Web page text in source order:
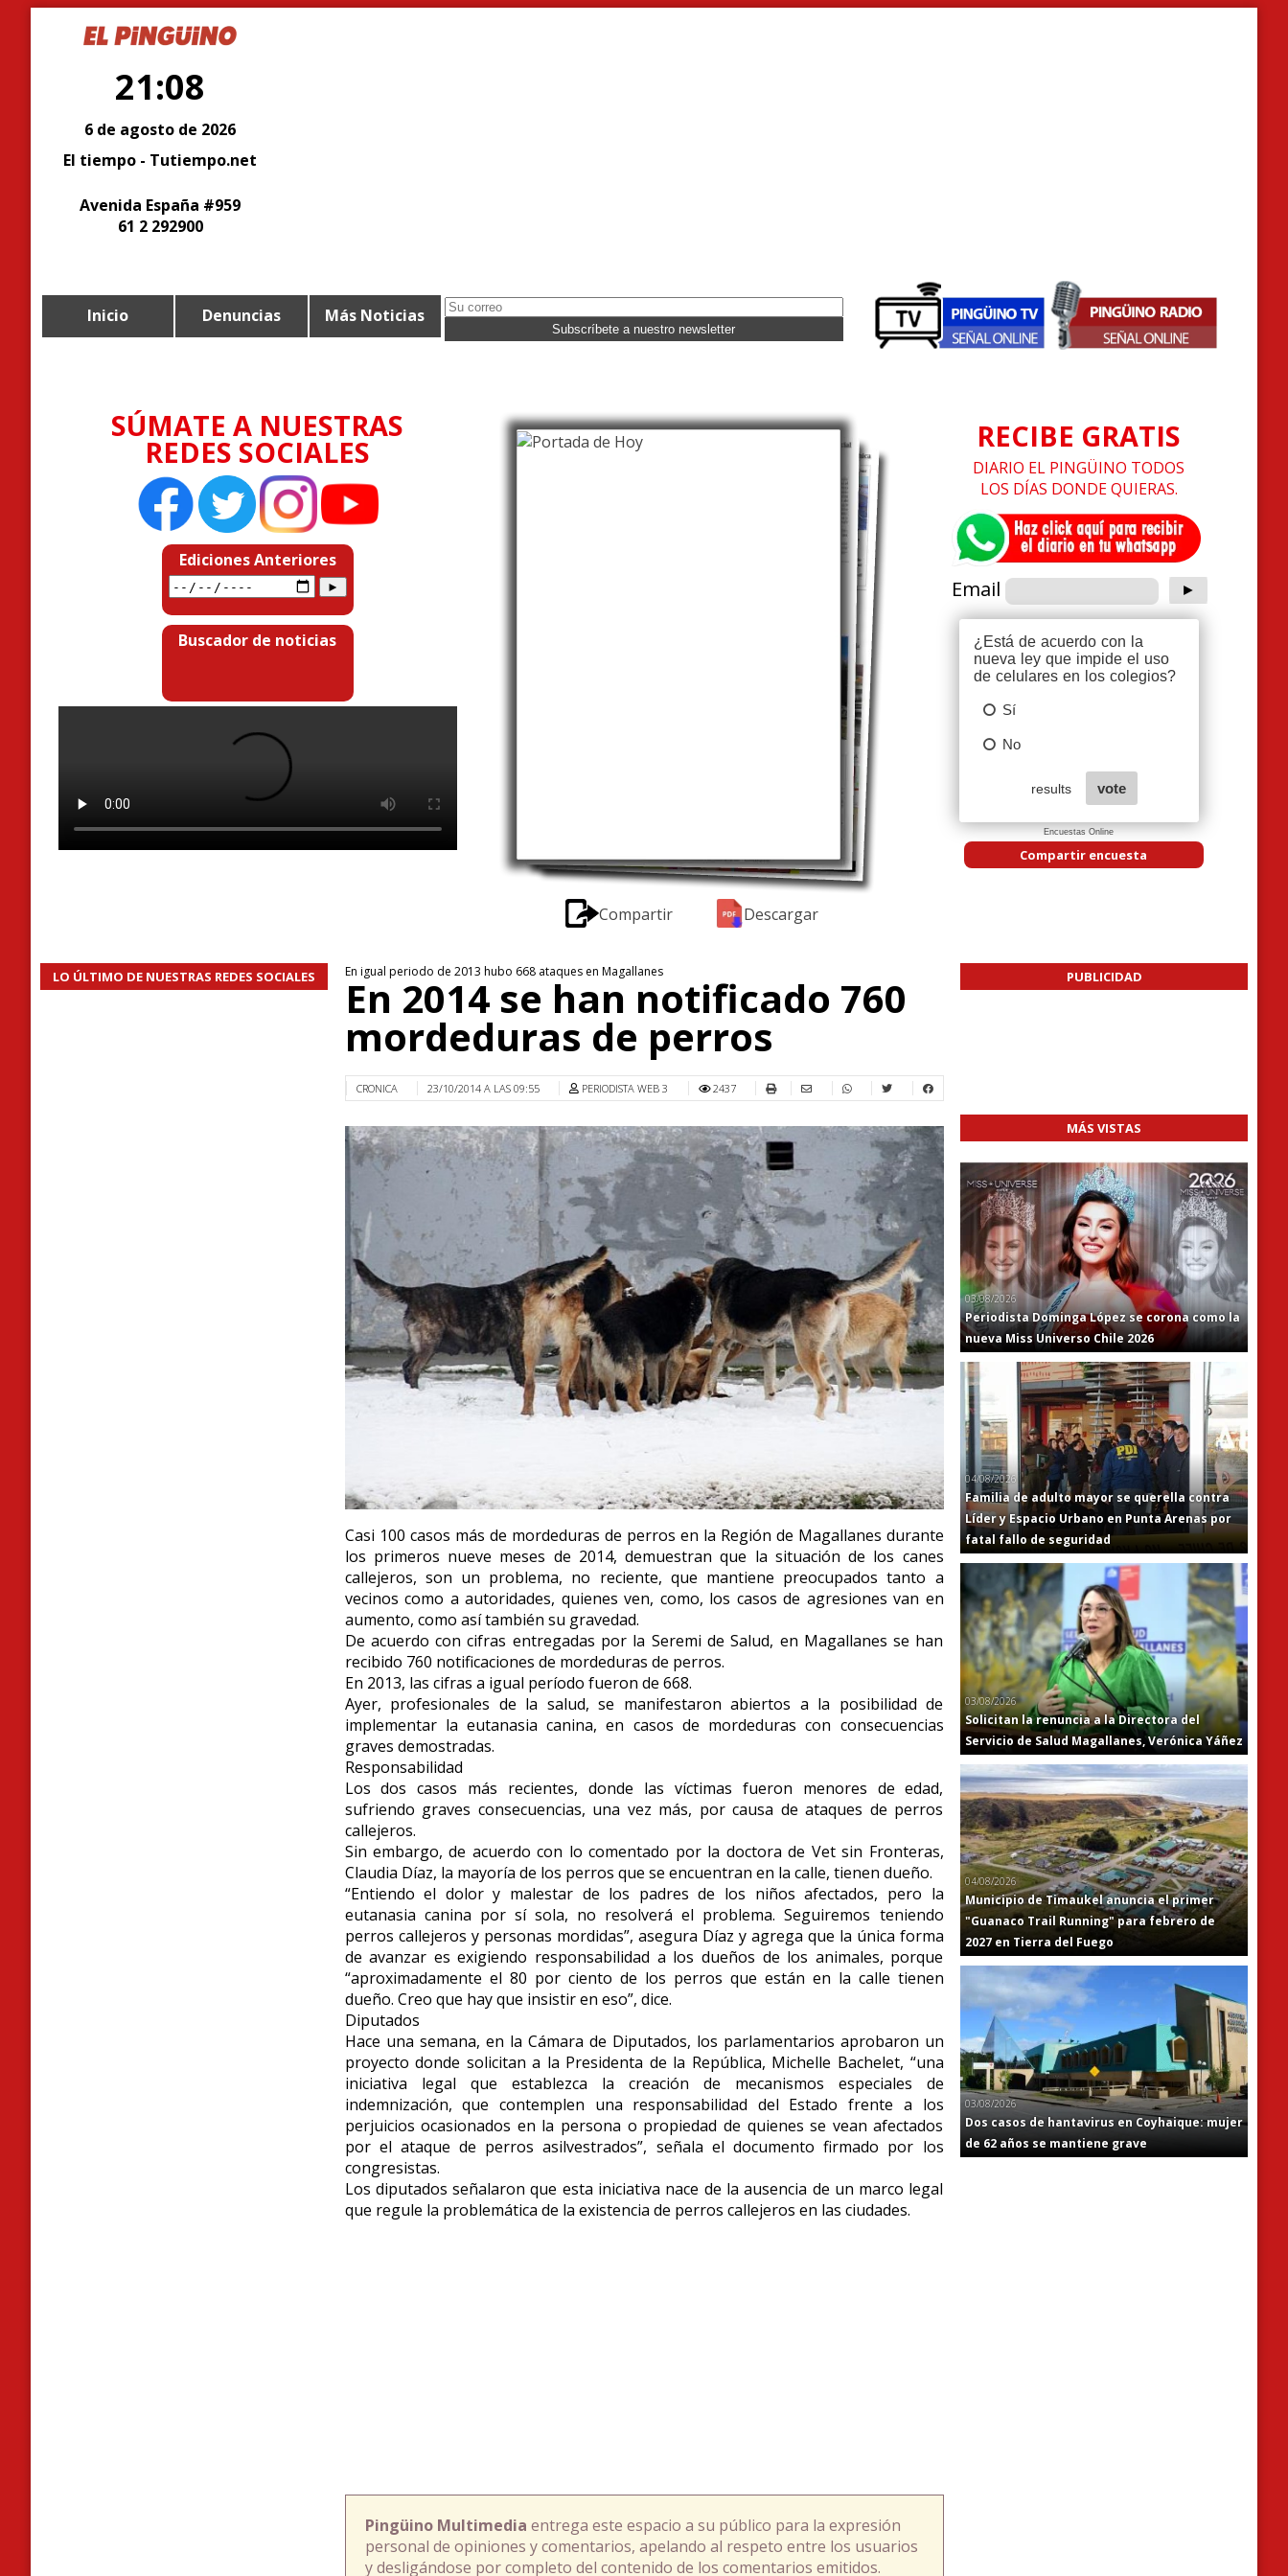
21:08
6 de agosto de 2026
El tiempo - Tutiempo.net
Avenida España #959
61 2 292900
Inicio Denuncias Más Noticias
SÚMATE A NUESTRAS
REDES SOCIALES
Ediciones Anteriores
Buscador de noticias
Compartir Descargar
RECIBE GRATIS
DIARIO EL PINGÜINO TODOS
LOS DÍAS DONDE QUIERAS.
Email
Encuestas Online
Compartir encuesta
LO ÚLTIMO DE NUESTRAS REDES SOCIALES En igual periodo de 2013 hubo 668 ataques en Magallanes
En 2014 se han notificado 760
mordeduras de perros
CRONICA 23/10/2014 A LAS 09:55 PERIODISTA WEB 3 2437
Casi 100 casos más de mordeduras de perros en la Región de Magallanes durante
los primeros nueve meses de 2014, demuestran que la situación de los canes
callejeros, son un problema, no reciente, que mantiene preocupados tanto a
vecinos como a autoridades, quienes ven, como, los casos de agresiones van en
aumento, como así también su gravedad.
De acuerdo con cifras entregadas por la Seremi de Salud, en Magallanes se han
recibido 760 notificaciones de mordeduras de perros.
En 2013, las cifras a igual período fueron de 668.
Ayer, profesionales de la salud, se manifestaron abiertos a la posibilidad de
implementar la eutanasia canina, en casos de mordeduras con consecuencias
graves demostradas.
Responsabilidad
Los dos casos más recientes, donde las víctimas fueron menores de edad,
sufriendo graves consecuencias, una vez más, por causa de ataques de perros
callejeros.
Sin embargo, de acuerdo con lo comentado por la doctora de Vet sin Fronteras,
Claudia Díaz, la mayoría de los perros que se encuentran en la calle, tienen dueño.
“Entiendo el dolor y malestar de los padres de los niños afectados, pero la
eutanasia canina por sí sola, no resolverá el problema. Seguiremos teniendo
perros callejeros y personas mordidas”, asegura Díaz y agrega que la única forma
de avanzar es exigiendo responsabilidad a los dueños de los animales, porque
“aproximadamente el 80 por ciento de los perros que están en la calle tienen
dueño. Creo que hay que insistir en eso”, dice.
Diputados
Hace una semana, en la Cámara de Diputados, los parlamentarios aprobaron un
proyecto donde solicitan a la Presidenta de la República, Michelle Bachelet, “una
iniciativa legal que establezca la creación de mecanismos especiales de
indemnización, que contemplen una responsabilidad del Estado frente a los
perjuicios ocasionados en la persona o propiedad de quienes se vean afectados
por el ataque de perros asilvestrados”, señala el documento firmado por los
congresistas.
Los diputados señalaron que esta iniciativa nace de la ausencia de un marco legal
que regule la problemática de la existencia de perros callejeros en las ciudades.
Pingüino Multimedia entrega este espacio a su público para la expresión
personal de opiniones y comentarios, apelando al respeto entre los usuarios
y desligándose por completo del contenido de los comentarios emitidos.
PUBLICIDAD
MÁS VISTAS
03/08/2026
Periodista Dominga López se corona como la
nueva Miss Universo Chile 2026
04/08/2026
Familia de adulto mayor se querella contra
Líder y Espacio Urbano en Punta Arenas por
fatal fallo de seguridad
03/08/2026
Solicitan la renuncia a la Directora del
Servicio de Salud Magallanes, Verónica Yáñez
04/08/2026
Municipio de Timaukel anuncia el primer
"Guanaco Trail Running" para febrero de
2027 en Tierra del Fuego
03/08/2026
Dos casos de hantavirus en Coyhaique: mujer
de 62 años se mantiene grave